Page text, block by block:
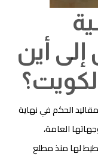
أين
الحكم في نهاية
العامة،
لها منذ مطلع